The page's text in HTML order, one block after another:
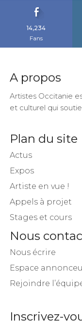
14,234
Fans
A propos
Artistes Occitanie
et culturel qui
Plan du site
Actus
Expos
Artiste en vue !
Appels à projet
Stages et cours
Nous
Nous écrire
Espace
Rejoindre
Inscrivez-